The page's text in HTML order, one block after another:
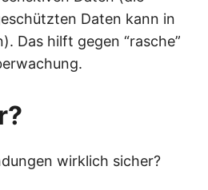
Daten kann in
Das hilft gegen “rasche”
wirklich sicher?